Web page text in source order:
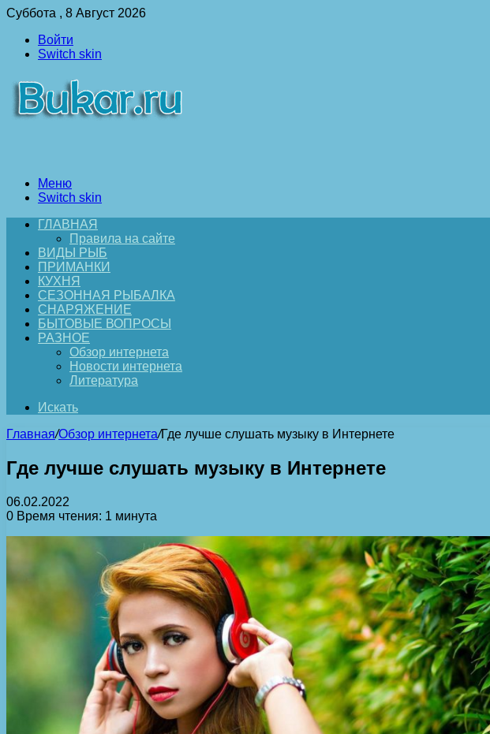
Суббота , 8 Август 2026
Войти
Switch skin
Меню
Switch skin
ГЛАВНАЯ
Правила на сайте
ВИДЫ РЫБ
ПРИМАНКИ
КУХНЯ
СЕЗОННАЯ РЫБАЛКА
СНАРЯЖЕНИЕ
БЫТОВЫЕ ВОПРОСЫ
РАЗНОЕ
Обзор интернета
Новости интернета
Литература
Искать
Главная/Обзор интернета/Где лучше слушать музыку в Интернете
Где лучше слушать музыку в Интернете
06.02.2022
0 Время чтения: 1 минута